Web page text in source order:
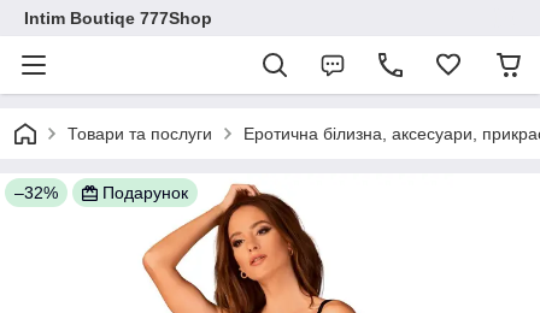
Intim Boutiqe 777Shop
Товари та послуги Еротична білизна, аксесуари,
–32% Подарунок